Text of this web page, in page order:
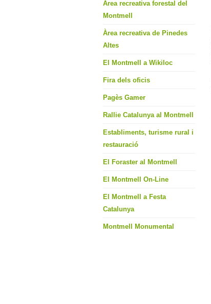
Àrea recreativa forestal del
Montmell
Àrea recreativa de Pinedes
Altes
El Montmell a Wikiloc
Fira dels oficis
Pagès Gamer
Rallie Catalunya al Montmell
Establiments, turisme rural i
restauració
El Foraster al Montmell
El Montmell On-Line
El Montmell a Festa
Catalunya
Montmell Monumental